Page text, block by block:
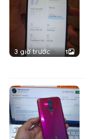
3 giờ trước 1